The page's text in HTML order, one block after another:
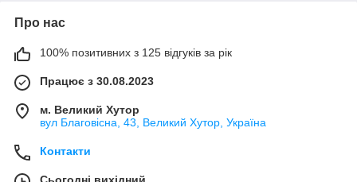
Про нас
100% позитивних з 125 відгуків за рік
Працює з 30.08.2023
м. Великий Хутор
вул Благовісна, 43, Великий Хутор, Україна
Контакти